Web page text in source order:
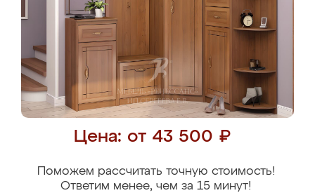
Цена: от 43 500 ₽
Поможем рассчитать точную стоимость!
Ответим менее, чем за 15 минут!